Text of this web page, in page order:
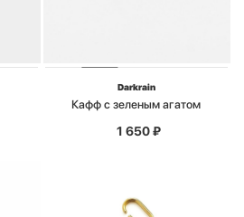
Darkrain
Кафф с зеленым агатом
1 650₽